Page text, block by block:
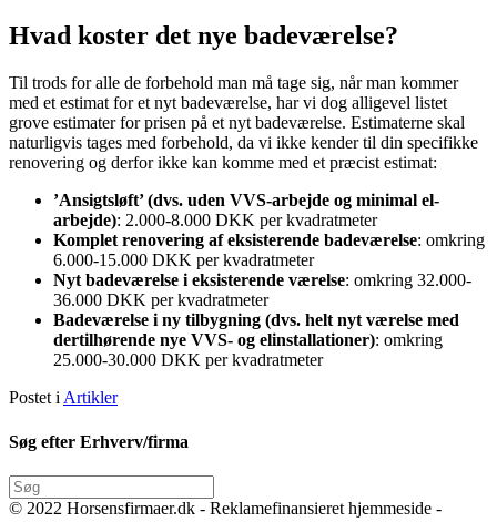
Hvad koster det nye badeværelse?
Til trods for alle de forbehold man må tage sig, når man kommer
med et estimat for et nyt badeværelse, har vi dog alligevel listet
grove estimater for prisen på et nyt badeværelse. Estimaterne skal
naturligvis tages med forbehold, da vi ikke kender til din specifikke
renovering og derfor ikke kan komme med et præcist estimat:
’Ansigtsløft’ (dvs. uden VVS-arbejde og minimal el-
arbejde): 2.000-8.000 DKK per kvadratmeter
Komplet renovering af eksisterende badeværelse: omkring
6.000-15.000 DKK per kvadratmeter
Nyt badeværelse i eksisterende værelse: omkring 32.000-
36.000 DKK per kvadratmeter
Badeværelse i ny tilbygning (dvs. helt nyt værelse med
dertilhørende nye VVS- og elinstallationer): omkring
25.000-30.000 DKK per kvadratmeter
Postet i Artikler
Søg efter Erhverv/firma
© 2022 Horsensfirmaer.dk - Reklamefinansieret hjemmeside -